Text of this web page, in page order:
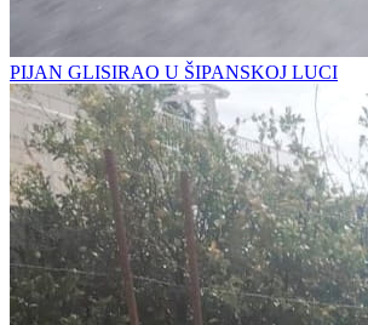
PIJAN GLISIRAO U ŠIPANSKOJ LUCI